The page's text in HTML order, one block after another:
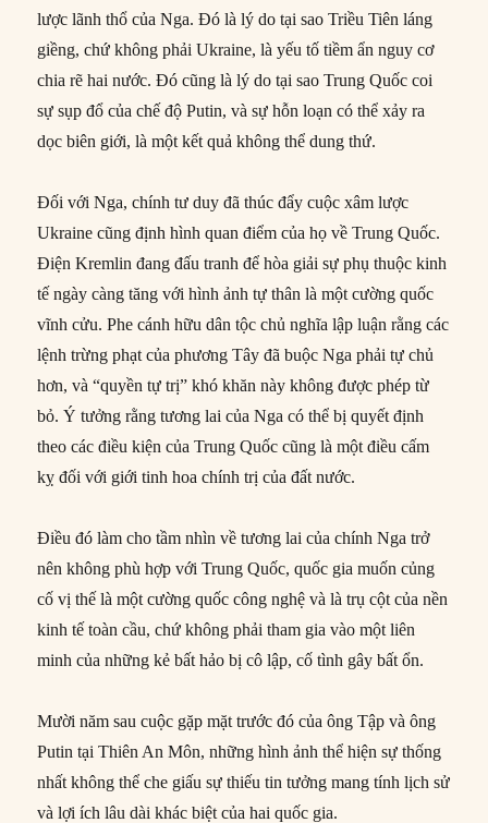
lược lãnh thổ của Nga. Đó là lý do tại sao Triều Tiên láng
giềng, chứ không phải Ukraine, là yếu tố tiềm ẩn nguy cơ
chia rẽ hai nước. Đó cũng là lý do tại sao Trung Quốc coi
sự sụp đổ của chế độ Putin, và sự hỗn loạn có thể xảy ra
dọc biên giới, là một kết quả không thể dung thứ.
Đối với Nga, chính tư duy đã thúc đẩy cuộc xâm lược
Ukraine cũng định hình quan điểm của họ về Trung Quốc.
Điện Kremlin đang đấu tranh để hòa giải sự phụ thuộc kinh
tế ngày càng tăng với hình ảnh tự thân là một cường quốc
vĩnh cửu. Phe cánh hữu dân tộc chủ nghĩa lập luận rằng các
lệnh trừng phạt của phương Tây đã buộc Nga phải tự chủ
hơn, và “quyền tự trị” khó khăn này không được phép từ
bỏ. Ý tưởng rằng tương lai của Nga có thể bị quyết định
theo các điều kiện của Trung Quốc cũng là một điều cấm
kỵ đối với giới tinh hoa chính trị của đất nước.
Điều đó làm cho tầm nhìn về tương lai của chính Nga trở
nên không phù hợp với Trung Quốc, quốc gia muốn củng
cố vị thế là một cường quốc công nghệ và là trụ cột của nền
kinh tế toàn cầu, chứ không phải tham gia vào một liên
minh của những kẻ bất hảo bị cô lập, cố tình gây bất ổn.
Mười năm sau cuộc gặp mặt trước đó của ông Tập và ông
Putin tại Thiên An Môn, những hình ảnh thể hiện sự thống
nhất không thể che giấu sự thiếu tin tưởng mang tính lịch sử
và lợi ích lâu dài khác biệt của hai quốc gia.